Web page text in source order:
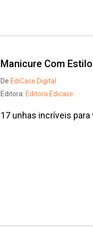
Manicure Com
De EdiCase Digital
Editora: Editora Edicase
17 unhas incríveis para